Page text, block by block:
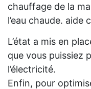
chauffage de la
l’eau chaude. aide
L’état a mis en
que vous puissiez
l’électricité.
Enfin, pour